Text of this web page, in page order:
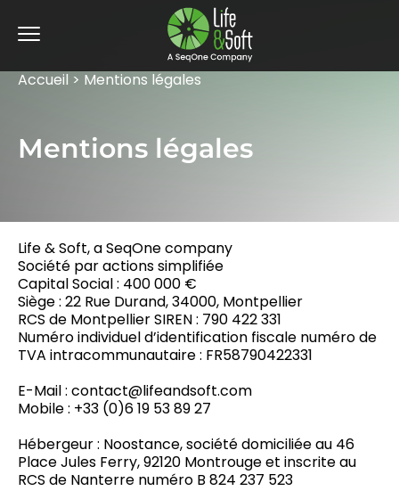
Accueil > Mentions légales
Mentions légales
Life & Soft, a SeqOne company
Société par actions simplifiée
Capital Social : 400 000 €
Siège : 22 Rue Durand, 34000, Montpellier
RCS de Montpellier SIREN : 790 422 331
Numéro individuel d’identification fiscale numéro de
TVA intracommunautaire : FR58790422331
E-Mail : contact@lifeandsoft.com
Mobile : +33 (0)6 19 53 89 27
Hébergeur : Noostance, société domiciliée au 46
Place Jules Ferry, 92120 Montrouge et inscrite au
RCS de Nanterre numéro B 824 237 523